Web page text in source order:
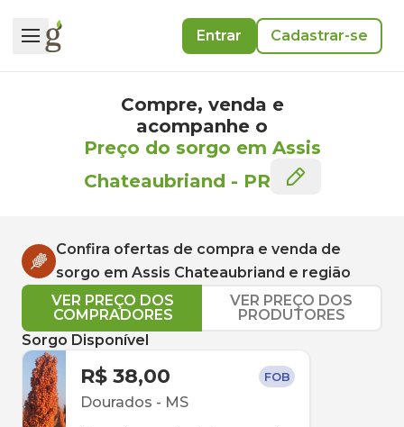
Entrar Cadastrar-se
Compre, venda e
acompanhe o
Preço do sorgo em Assis
Chateaubriand - PR
Confira ofertas de compra e venda de
sorgo em Assis Chateaubriand e região
VER PREÇO DOS
COMPRADORES
VER PREÇO DOS
PRODUTORES
Sorgo Disponível
R$ 38,00 FOB
Dourados - MS